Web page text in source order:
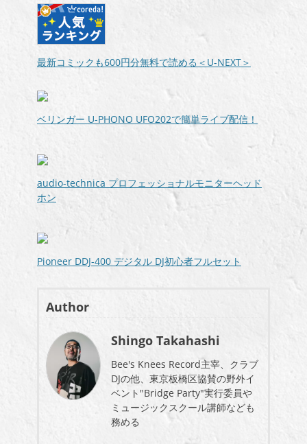
最新コミックも600円分無料で読める＜U-NEXT＞
ベリンガー U-PHONO UFO202で簡単ライブ配信！
audio-technica プロフェッショナルモニターヘッド
ホン
Pioneer DDJ-400 デジタル DJ初心者フルセット
Author
Shingo Takahashi
Bee's Knees Record主宰、クラブ
DJの他、東京板橋区協賛の野外イ
ベント"Bridge Party"実行委員や
ミュージックスクール講師なども
務める